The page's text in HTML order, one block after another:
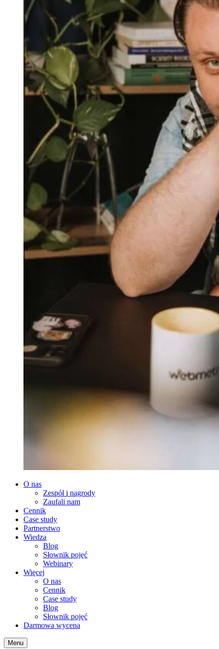
O nas
Zespół i nagrody
Zaufali nam
Cennik
Case study
Partnerstwo
Wiedza
Blog
Słownik pojęć
Webinary
Więcej
O nas
Cennik
Case study
Blog
Słownik pojęć
Darmowa wycena
Menu